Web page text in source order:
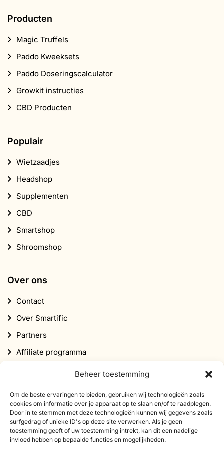
Beheer toestemming
Om de beste ervaringen te bieden, gebruiken wij technologieën zoals
cookies om informatie over je apparaat op te slaan en/of te raadplegen.
Door in te stemmen met deze technologieën kunnen wij gegevens zoals
surfgedrag of unieke ID's op deze site verwerken. Als je geen
toestemming geeft of uw toestemming intrekt, kan dit een nadelige
invloed hebben op bepaalde functies en mogelijkheden.
Producten
Magic Truffels
Paddo Kweeksets
Paddo Doseringscalculator
Growkit instructies
CBD Producten
Populair
Wietzaadjes
Headshop
Supplementen
CBD
Smartshop
Shroomshop
Over ons
Contact
Over Smartific
Partners
Affiliate programma